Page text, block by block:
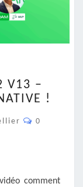
V13 –
!
0
comment